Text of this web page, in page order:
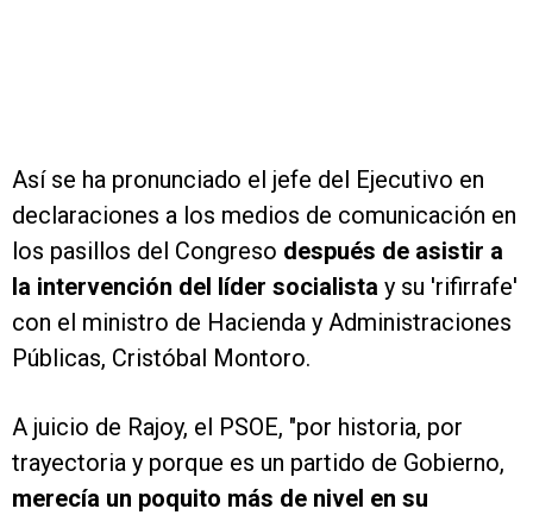
Así se ha pronunciado el jefe del Ejecutivo en
declaraciones a los medios de comunicación en
los pasillos del Congreso después de asistir a
la intervención del líder socialista y su 'rifirrafe'
con el ministro de Hacienda y Administraciones
Públicas, Cristóbal Montoro.
A juicio de Rajoy, el PSOE, "por historia, por
trayectoria y porque es un partido de Gobierno,
merecía un poquito más de nivel en su